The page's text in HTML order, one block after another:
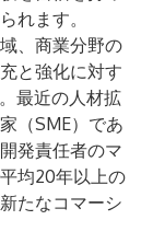
れます。
、商業分野の
と強化に対す
最近の人材拡
（SME）であ
発責任者のマ
均20年以上の
たなコマーシ